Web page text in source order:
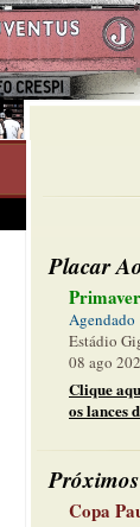
Placar
Agendado
Estádio
08 ago
Clique
os lances
Copa